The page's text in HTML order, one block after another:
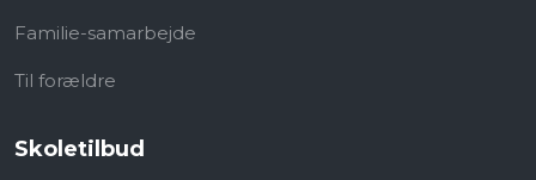
Familie-samarbejde
Til forældre
Skoletilbud